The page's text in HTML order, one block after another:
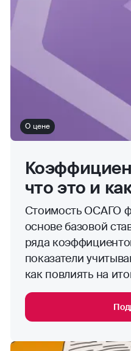
О цене
что это и
Стоимость ОСАГО
основе базовой
ряда
показатели
как повлиять на